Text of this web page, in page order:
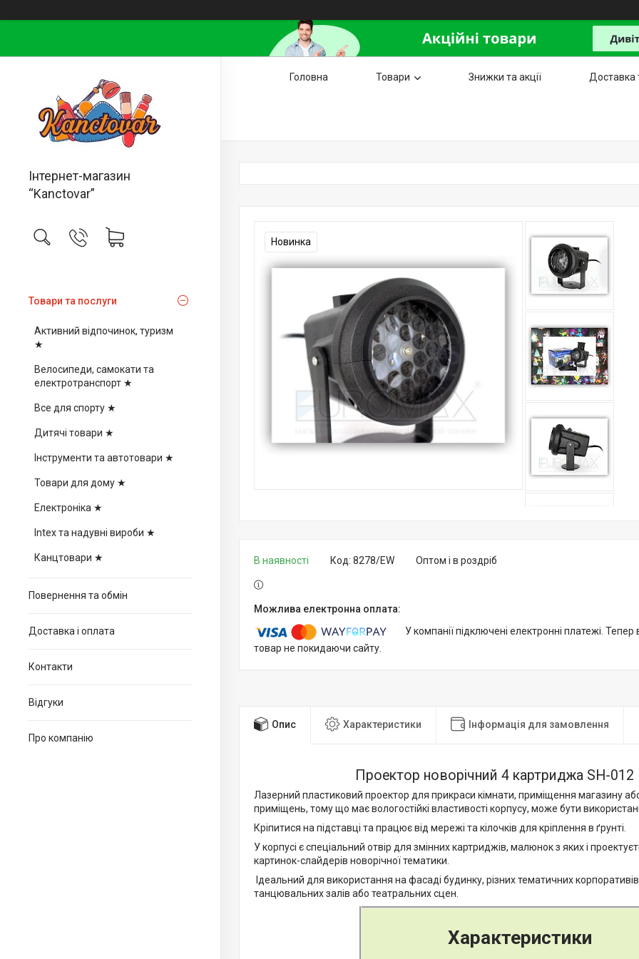
Інтернет-магазин
“Kanctovar”
Товари та послуги
Активний відпочинок, туризм
★
Велосипеди, самокати та
електротранспорт ★
Все для спорту ★
Дитячі товари ★
Інструменти та автотовари ★
Товари для дому ★
Електроніка ★
Intex та надувні вироби ★
Канцтовари ★
Повернення та обмін
Доставка і оплата
Контакти
Відгуки
Про компанію
Головна Товари Знижки та акції Доставка
Новинка
В наявності Оптом і в роздріб
Код: 8278/EW
У компанії підключені електронні платежі.
товар не покидаючи сайту.
Опис Характеристики Інформація для замовлення
Проектор новорічний 4 картриджа SH-
Лазерний пластиковий проектор для прикраси кімнати, приміщення магазину або
приміщень, тому що має вологостійкі властивості корпусу, може бути
Кріпитися на підставці та працює від мережі та кілочків для кріплення в ґрунті.
У корпусі є спеціальний отвір для змінних картриджів, малюнок з яких і
картинок-слайдерів новорічної тематики.
Ідеальний для використання на фасаді будинку, різних тематичних
танцювальних залів або театральних сцен.
Характеристики